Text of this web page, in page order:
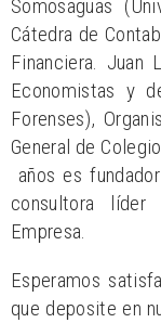
Somosaguas
Cátedra de
Financiera. Juan
Economistas y
Forenses),
General de
años es
consultora
Empresa.
Esperamos
que deposite en